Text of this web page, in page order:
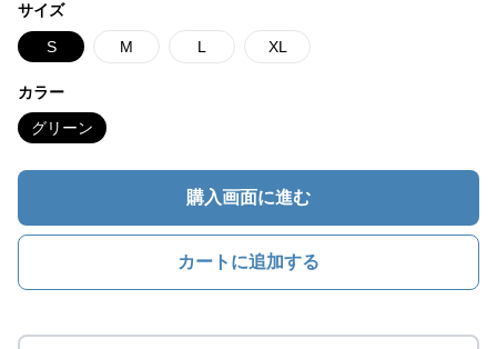
サイズ
S M L XL
カラー
グリーン
購入画面に進む
カートに追加する